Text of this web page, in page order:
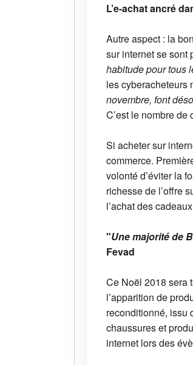
L’e-achat ancré
Autre aspect : la
sur internet se sont
habitude pour tous
les cyberacheteurs
novembre, font
C’est le nombre
Si acheter sur
commerce.
volonté d’éviter la
richesse de l’offre
l’achat des
"Une majorité de
Fevad
Ce Noël 2018 sera
l’apparition de
reconditionné, issu
chaussures et
internet lors des